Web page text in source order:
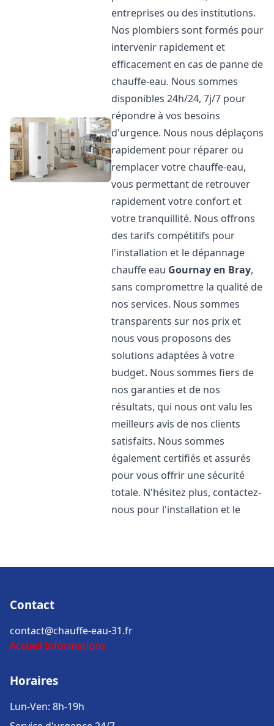
entreprises ou des institutions.
Nos plombiers sont formés pour
intervenir rapidement et
efficacement en cas de panne de
chauffe-eau. Nous sommes
disponibles 24h/24, 7j/7 pour
répondre à vos besoins
d'urgence. Nous nous déplaçons
rapidement pour réparer ou
remplacer votre chauffe-eau,
vous permettant de retrouver
rapidement votre confort et
votre tranquillité. Nous offrons
des tarifs compétitifs pour
l'installation et le dépannage
chauffe eau Gournay en Bray,
sans compromettre la qualité de
nos services. Nous sommes
transparents sur nos prix et
nous vous proposons des
solutions adaptées à votre
budget. Nous sommes fiers de
nos garanties et de nos
résultats, qui nous ont valu les
meilleurs avis de nos clients
satisfaits. Nous sommes
également certifiés et assurés
pour vous offrir une sécurité
totale. N'hésitez plus, contactez-
nous pour l'installation et le
Contact
contact@chauffe-eau-31.fr
Accueil Informations
Horaires
Lun-Ven: 8h-19h